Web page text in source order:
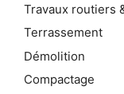
Travaux routiers
Terrassement
Démolition
Compactage